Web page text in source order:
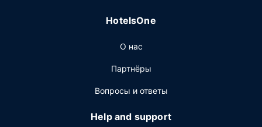
Для удобства гостей предоставляется следующее:
микроволновка для общего пользования.
HotelsOne
О нас
Партнёры
Вопросы и ответы
Help and support